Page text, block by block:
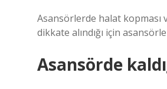
Asansörlerde halat
dikkate alındığı için
Asansörde